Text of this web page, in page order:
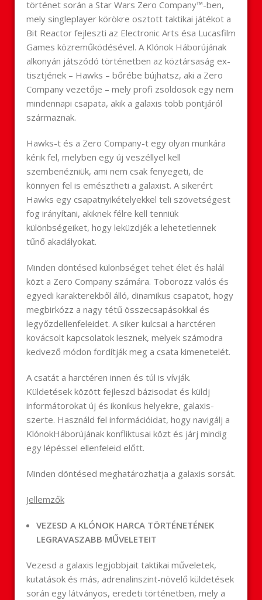
történet során a Star Wars Zero Company™-ben,
mely singleplayer körökre osztott taktikai játékot a
Bit Reactor fejleszti az Electronic Arts ésa Lucasfilm
Games közreműködésével. A Klónok Háborújának
alkonyán játszódó történetben az köztársaság ex-
tisztjének – Hawks – bőrébe bújhatsz, aki a Zero
Company vezetője – mely profi zsoldosok egy nem
mindennapi csapata, akik a galaxis több pontjáról
származnak.
Hawks-t és a Zero Company-t egy olyan munkára
kérik fel, melyben egy új veszéllyel kell
szembenézniük, ami nem csak fenyegeti, de
könnyen fel is emésztheti a galaxist. A sikerért
Hawks egy csapatnyikételyekkel teli szövetségest
fog irányítani, akiknek félre kell tenniük
különbségeiket, hogy leküzdjék a lehetetlennek
tűnő akadályokat.
Minden döntésed különbséget tehet élet és halál
közt a Zero Company számára. Toborozz valós és
egyedi karakterekből álló, dinamikus csapatot, hogy
megbirkózz a nagy tétű összecsapásokkal és
legyőzdellenfeleidet. A siker kulcsai a harctéren
kovácsolt kapcsolatok lesznek, melyek számodra
kedvező módon fordítják meg a csata kimenetelét.
A csatát a harctéren innen és túl is vívják.
Küldetések között fejleszd bázisodat és küldj
informátorokat új és ikonikus helyekre, galaxis-
szerte. Használd fel információidat, hogy navigálj a
KlónokHáborújának konfliktusai közt és járj mindig
egy lépéssel ellenfeleid előtt.
Minden döntésed meghatározhatja a galaxis sorsát.
Jellemzők
VEZESD A KLÓNOK HARCA TÖRTÉNETÉNEK
LEGRAVASZABB MŰVELETEIT
Vezesd a galaxis legjobbjait taktikai műveletek,
kutatások és más, adrenalinszint-növelő küldetések
során egy látványos, eredeti történetben, mely a